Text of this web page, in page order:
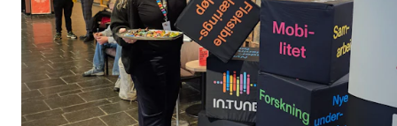
Salane våre
Studentutvalet SUT (student.nmh.no)
FORSKNING